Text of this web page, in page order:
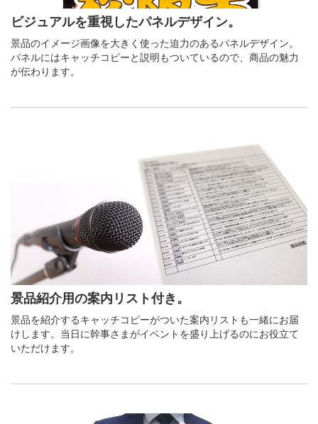
ビジュアルを重視したパネルデザイン。
景品のイメージ画像を大きく使った迫力のあるパネルデザイン。
パネルにはキャッチコピーと説明もついているので、商品の魅力
が伝わります。
景品紹介用の案内リスト付き。
景品を紹介するキャッチコピーがついた案内リストも一緒にお届
けします。当日に幹事さまがイベントを盛り上げるのにお役立て
いただけます。